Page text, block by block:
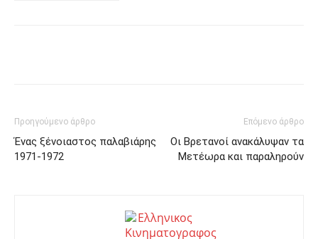
Προηγούμενο άρθρο
Ένας ξένοιαστος παλαβιάρης
1971-1972
Επόμενο άρθρο
Οι Βρετανοί ανακάλυψαν τα
Μετέωρα και παραληρούν